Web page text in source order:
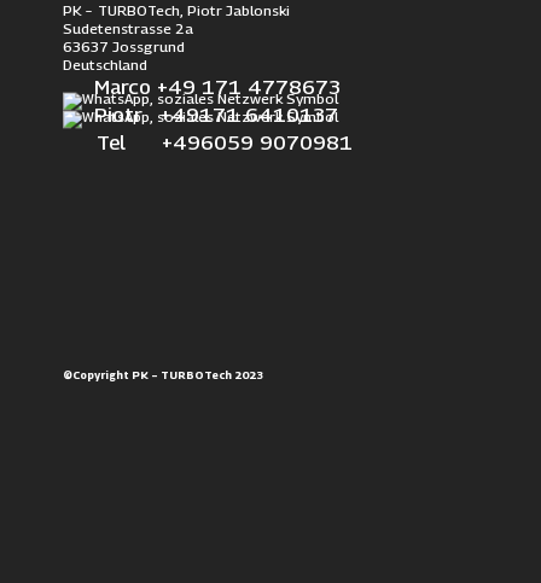
PK – TURBOTech, Piotr Jablonski
Sudetenstrasse 2a
63637 Jossgrund
Deutschland
Marco +49 171 4778673
Piotr +49171 6410137
Tel +496059 9070981
©Copyright PK – TURBOTech 2023